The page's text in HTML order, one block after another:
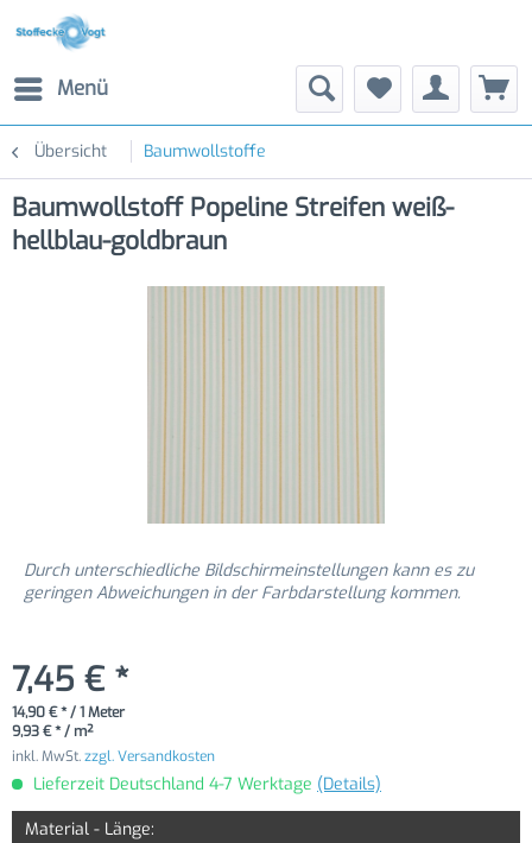
Menü
Übersicht Baumwollstoffe
Baumwollstoff Popeline Streifen weiß-
hellblau-goldbraun
Durch unterschiedliche Bildschirmeinstellungen kann es zu
geringen Abweichungen in der Farbdarstellung kommen.
7,45 € *
14,90 € * / 1 Meter
9,93 € * / m²
inkl. MwSt.zzgl. Versandkosten
Lieferzeit Deutschland 4-7 Werktage (Details)
Material - Länge: